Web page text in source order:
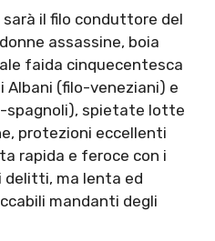
sarà il filo conduttore del
assassine, boia
faida cinquecentesca
Albani (filo-veneziani) e
spagnoli), spietate lotte
protezioni eccellenti
rapida e feroce con i
delitti, ma lenta ed
mandanti degli